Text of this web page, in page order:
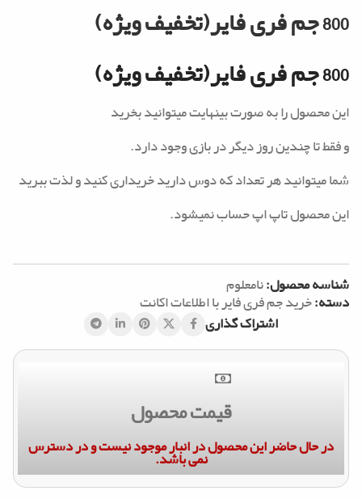
800 جم فری فایر(تخفیف ویژه)
800جم فری فایر(تخفیف ویژه)
این محصول را به صورت بینهایت میتوانید بخرید
و فقط تا چندین روز دیگر در بازی وجود دارد.
شما میتوانید هر تعداد که دوس دارید خریداری کنید و لذت ببرید
این محصول تاپ اپ حساب نمیشود.
شناسه محصول:نامعلوم
دسته:خرید جم فری فایر با اطلاعات اکانت
اشتراک گذاری
قیمت محصول
در حال حاضر این محصول در انبار موجود نیست و در دسترس
نمی باشد.